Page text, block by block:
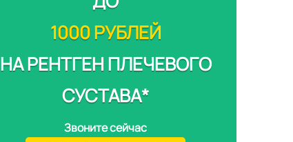
1000 РУБЛЕЙ
НА РЕНТГЕН ПЛЕЧЕВОГО
СУСТАВА*
Звоните сейчас